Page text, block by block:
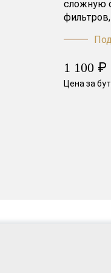
сложную
1 100 ₽
Цена за